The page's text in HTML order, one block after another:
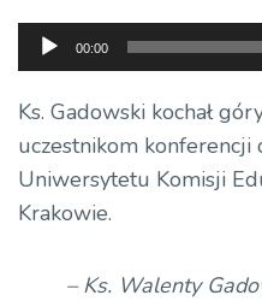
Odtwarzacz
plików
dźwiękowych
00:00
Ks. Gadowski kochał
uczestnikom konferencji
Uniwersytetu Komisji
Krakowie.
– Ks. Walenty